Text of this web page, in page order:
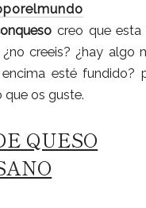
creo que
creeis? ¿hay algo
esté fundido?
que os guste.
QUESO